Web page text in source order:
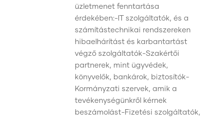
üzletmenet fenntartása
érdekében:-IT szolgáltatók, és a
számítástechnikai rendszereken
hibaelhárítást és karbantartást
végző szolgáltatók-Szakértői
partnerek, mint ügyvédek,
könyvelők, bankárok, biztosítók-
Kormányzati szervek, amik a
tevékenységünkről kérnek
beszámolást-Fizetési szolgáltatók,